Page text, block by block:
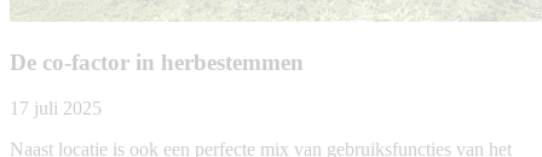
De co-factor in herbestemmen
17 juli 2025
Naast locatie is ook een perfecte mix van gebruiksfuncties van het